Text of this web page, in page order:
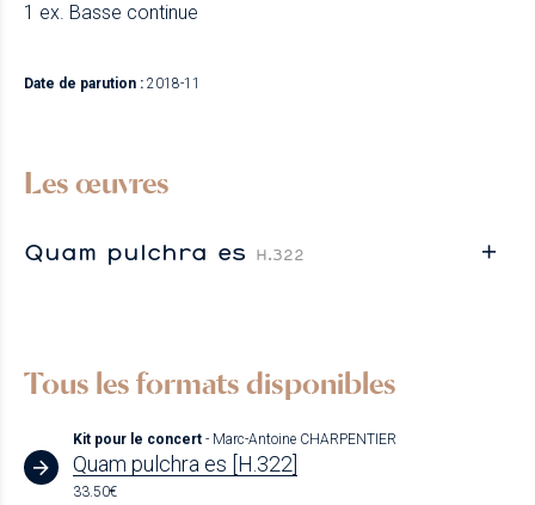
1 ex. Basse continue
Date de parution : 2018-11
Les œuvres
Quam pulchra es H.322
Tous les formats disponibles
Kit pour le concert - Marc-Antoine CHARPENTIER
Quam pulchra es [H.322]
33.50€